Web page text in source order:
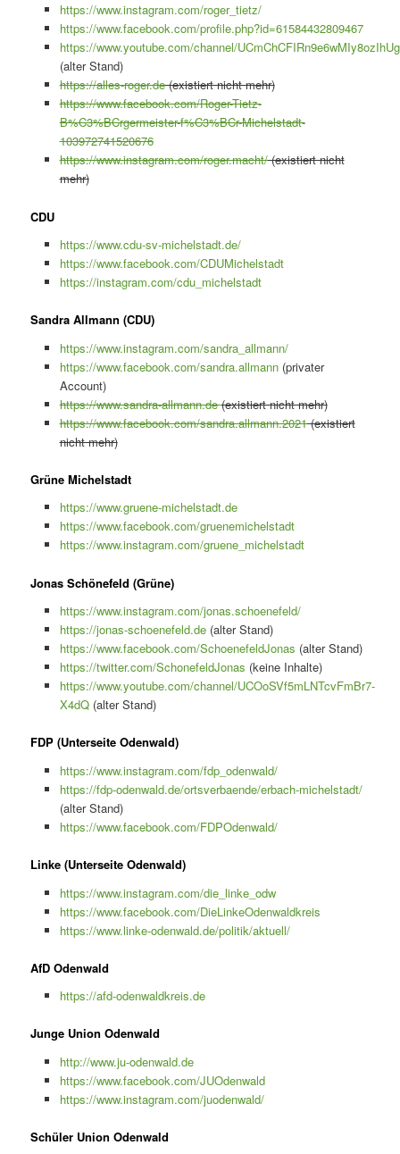
https://www.instagram.com/roger_tietz/
https://www.facebook.com/profile.php?id=61584432809467
https://www.youtube.com/channel/
(alter Stand)
https://alles-roger.de(existiert nicht mehr)
https://www.facebook.com/Roger-Tietz-
B%C3%BCrgermeister-f%C3%BCr-Michelstadt-
103972741520676
https://www.instagram.com/roger.macht/(existiert nicht
mehr)
CDU
https://www.cdu-sv-michelstadt.de/
https://www.facebook.com/CDUMichelstadt
https://instagram.com/cdu_michelstadt
Sandra Allmann (CDU)
https://www.instagram.com/sandra_allmann/
https://www.facebook.com/sandra.allmann(privater
Account)
https://www.sandra-allmann.de(existiert nicht mehr)
https://www.facebook.com/sandra.allmann.2021(existiert
nicht mehr)
Grüne Michelstadt
https://www.gruene-michelstadt.de
https://www.facebook.com/gruenemichelstadt
https://www.instagram.com/gruene_michelstadt
Jonas Schönefeld (Grüne)
https://www.instagram.com/jonas.schoenefeld/
https://jonas-schoenefeld.de(alter Stand)
https://www.facebook.com/SchoenefeldJonas (alter Stand)
https://twitter.com/SchonefeldJonas (keine Inhalte)
https://www.youtube.com/channel/UCOoSVf5mLNTcvFmBr7-
X4dQ(alter Stand)
FDP (Unterseite Odenwald)
https://www.instagram.com/fdp_odenwald/
https://fdp-odenwald.de/ortsverbaende/erbach-michelstadt/
(alter Stand)
https://www.facebook.com/FDPOdenwald/
Linke (Unterseite Odenwald)
https://www.instagram.com/die_linke_odw
https://www.facebook.com/DieLinkeOdenwaldkreis
https://www.linke-odenwald.de/politik/aktuell/
AfD Odenwald
https://afd-odenwaldkreis.de
Junge Union Odenwald
http://www.ju-odenwald.de
https://www.facebook.com/JUOdenwald
https://www.instagram.com/juodenwald/
Schüler Union Odenwald